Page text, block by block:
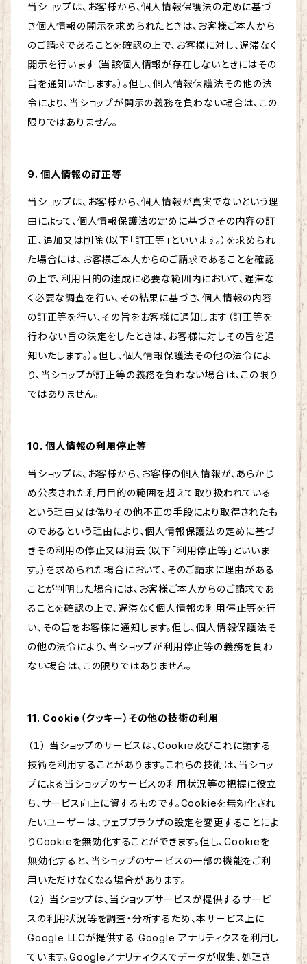
当ショップは、お客様から、個人情報保護法の定めに基づ
き個人情報の開示を求められたときは、お客様ご本人から
のご請求であることを確認の上で、お客様に対し、遅滞なく
開示を行います（当該個人情報が存在しないときにはその
旨を通知いたします。）。但し、個人情報保護法その他の法
令により、当ショップが開示の義務を負わない場合は、この
限りではありません。
9. 個人情報の訂正等
当ショップは、お客様から、個人情報が真実でないという理
由によって、個人情報保護法の定めに基づきその内容の訂
正、追加又は削除（以下「訂正等」といいます。）を求められ
た場合には、お客様ご本人からのご請求であることを確認
の上で、利用目的の達成に必要な範囲内において、遅滞な
く必要な調査を行い、その結果に基づき、個人情報の内容
の訂正等を行い、その旨をお客様に通知します（訂正等を
行わない旨の決定をしたときは、お客様に対しその旨を通
知いたします。）。但し、個人情報保護法その他の法令によ
り、当ショップが訂正等の義務を負わない場合は、この限り
ではありません。
10. 個人情報の利用停止等
当ショップは、お客様から、お客様の個人情報が、あらかじ
め公表された利用目的の範囲を超えて取り扱われている
という理由又は偽りその他不正の手段により取得されたも
のであるという理由により、個人情報保護法の定めに基づ
きその利用の停止又は消去（以下「利用停止等」といいま
す。）を求められた場合において、そのご請求に理由がある
ことが判明した場合には、お客様ご本人からのご請求であ
ることを確認の上で、遅滞なく個人情報の利用停止等を行
い、その旨をお客様に通知します。但し、個人情報保護法そ
の他の法令により、当ショップが利用停止等の義務を負わ
ない場合は、この限りではありません。
11. Cookie（クッキー）その他の技術の利用
（１） 当ショップのサービスは、Cookie及びこれに類する
技術を利用することがあります。これらの技術は、当ショッ
プによる当ショップのサービスの利用状況等の把握に役立
ち、サービス向上に資するものです。Cookieを無効化され
たいユーザーは、ウェブブラウザの設定を変更することによ
りCookieを無効化することができます。但し、Cookieを
無効化すると、当ショップのサービスの一部の機能をご利
用いただけなくなる場合があります。
（２） 当ショップは、当ショップサービスが提供するサービ
スの利用状況等を調査・分析するため、本サービス上に
Google LLCが提供する Google アナリティクスを利用し
ています。Googleアナリティクスでデータが収集、処理さ